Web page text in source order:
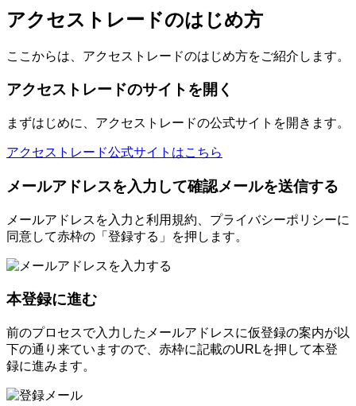
アクセストレードのはじめ方
ここからは、アクセストレードのはじめ方をご紹介します。
アクセストレードのサイトを開く
まずはじめに、アクセストレードの公式サイトを開きます。
アクセストレード公式サイトはこちら
メールアドレスを入力して確認メールを送信する
メールアドレスを入力と利用規約、プライバシーポリシーに
同意して赤枠の「登録する」を押します。
本登録に進む
前のプロセスで入力したメールアドレスに仮登録の案内が以
下の通り来ていますので、赤枠に記載のURLを押して本登
録に進みます。